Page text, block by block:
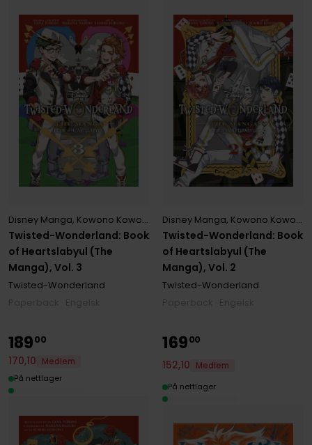
Twisted-Wonderland: Book
of Heartslabyul (The
Manga), Vol. 3
Disney Manga, Kowono Kowono Wakana Hazuki ,Yana Toboso
Twisted-Wonderland
Twisted-Wonderland: Book
of Heartslabyul (The
Manga), Vol. 2
Disney Manga, Kowono Kowono
Twisted-Wonderland
18900
170,10
Medlem
På nettlager
16900
152,10
Medlem
På nettlager